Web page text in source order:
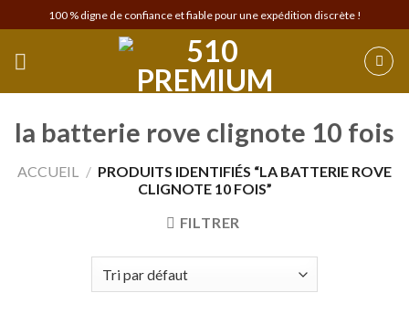
to
content
100 % digne de confiance et fiable pour une expédition discrète !
la batterie rove clignote 10 fois
ACCUEIL / PRODUITS IDENTIFIÉS “LA BATTERIE ROVE
CLIGNOTE 10 FOIS”
FILTRER